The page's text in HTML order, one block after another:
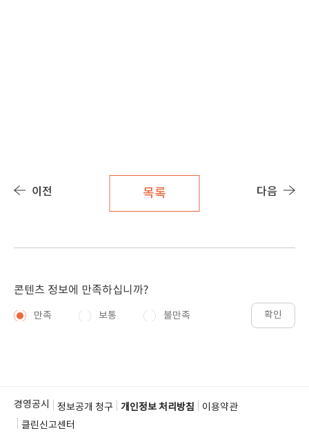
이전 목록 다음
콘텐츠 정보에 만족하십니까?
만족 보통 불만족 확인
경영공시 정보공개 청구 개인정보 처리방침
이용약관
클린신고센터